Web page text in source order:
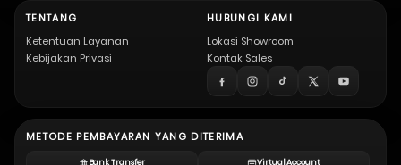
TENTANG
Ketentuan Layanan
Kebijakan Privasi
HUBUNGI KAMI
Lokasi Showroom
Kontak Sales
METODE PEMBAYARAN YANG DITERIMA
Bank Transfer Virtual Account